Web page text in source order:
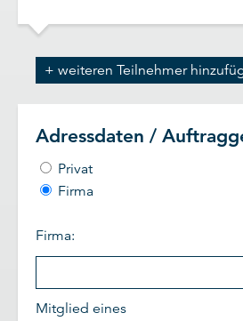
+ weiteren Teilnehmer
Adressdaten /
Privat
Firma
Firma:
Mitglied eines